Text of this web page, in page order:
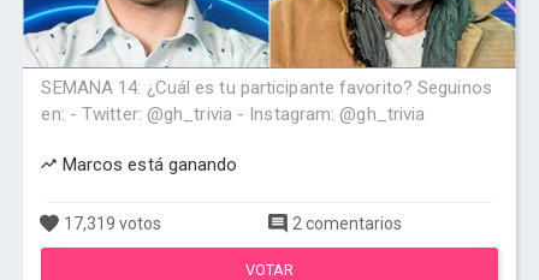
SEMANA 14: ¿Cuál es tu participante favorito? Seguinos
en: - Twitter: @gh_trivia - Instagram: @gh_trivia
Marcos está ganando
17,319 votos 2 comentarios
VOTAR